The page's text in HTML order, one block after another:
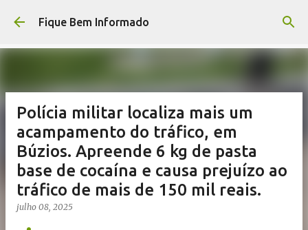
Pular para o conteúdo principal
Fique Bem Informado
Polícia militar localiza mais um
acampamento do tráfico, em
Búzios. Apreende 6 kg de pasta
base de cocaína e causa prejuízo ao
tráfico de mais de 150 mil reais.
julho 08, 2025